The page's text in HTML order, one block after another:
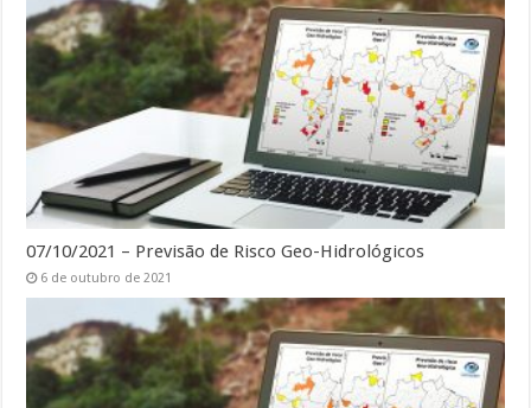
07/10/2021 – Previsão de Risco Geo-Hidrológicos
6 de outubro de 2021